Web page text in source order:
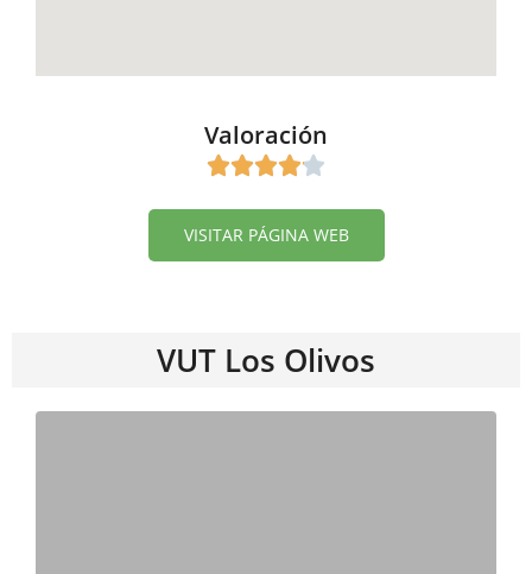
Valoración
VISITAR PÁGINA WEB
VUT Los Olivos